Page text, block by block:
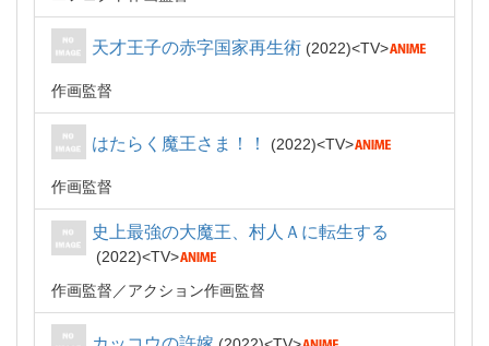
天才王子の赤字国家再生術 2022 TV
作画監督
はたらく魔王さま！！ 2022 TV
作画監督
史上最強の大魔王、村人Ａに転生する
2022
TV
作画監督
アクション作画監督